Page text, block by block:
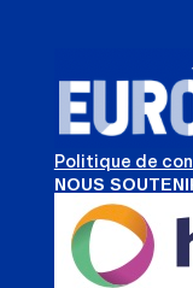
Politique de
NOUS